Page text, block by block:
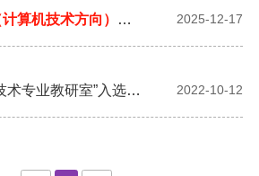
算机技术方向）
士研究生招生实施细则
2025-12-17
术专业教研室”入选首
织
2022-10-12